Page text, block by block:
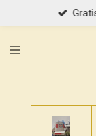
direct
naar